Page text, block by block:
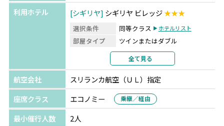
中からリゾートを満喫できます♪
短い日数でも効率よく観光できるため、長いお休みが取れ
ない方にもおすすめです◎
ドライバーは日本語スタッフなのでご安心ください。
利用ホテル
シギリヤ シギリヤ ビレッジ★★★
選択条件 同等クラス ホテルリスト
部屋タイプ
ツインまたはダブル
2名1室利用
部屋カテゴリ
指定なし
コロンボ クランベル コロンボ
選択条件 同等クラス
部屋タイプ
ツインまたはダブル
利用形態
全て見る
航空会社
スリランカ航空（ＵＬ）指定
座席クラス
エコノミー 乗継／経由
最小催行人数
2人